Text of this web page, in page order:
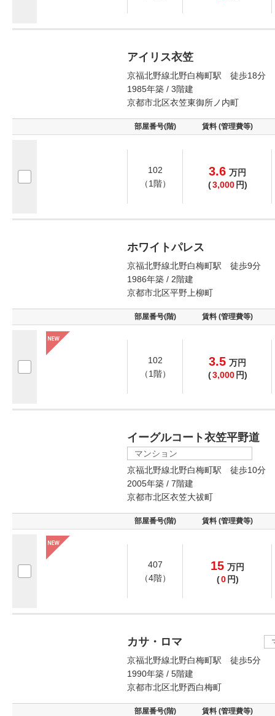
アイリス衣笠
京福北野線北野白梅町駅 徒歩18分
1985年築 / 3階建
京都市北区衣笠東御所ノ内町
部屋番号(階) 賃料 (管理費等)
102
（1階）
3.6 万円
(3,000 円)
ホワイトパレス
京福北野線北野白梅町駅 徒歩9分
1986年築 / 2階建
京都市北区平野上柳町
部屋番号(階) 賃料 (管理費等)
102
（1階）
3.5 万円
(3,000 円)
イーグルコート衣笠平野道
マンション
京福北野線北野白梅町駅 徒歩10分
2005年築 / 7階建
京都市北区衣笠大祓町
部屋番号(階) 賃料 (管理費等)
407
（4階）
15 万円
(0 円)
カサ・ロマ
京福北野線北野白梅町駅 徒歩5分
1990年築 / 5階建
京都市北区北野西白梅町
部屋番号(階) 賃料 (管理費等)